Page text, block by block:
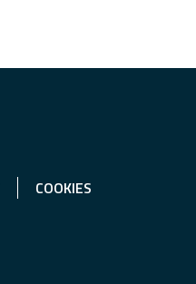
COOKIES